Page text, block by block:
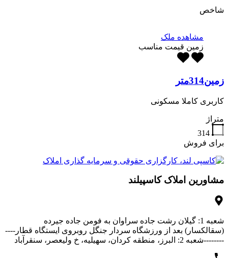
شاخص
مشاهده ملک
زمین قیمت مناسب
زمین314متر
کاربری کاملا مسکونی
متراژ
314
برای فروش
مشاورین املاک کاسپیلند
شعبه 1: گیلان رشت جاده سراوان به فومن جاده جیرده
(سقالکسار) بعد از ورزشگاه سردار جنگل روبروی ایستگاه قطار----
--------شعبه 2: البرز، منطقه کردان، سهیلیه، خ ولیعصر، سنقرآباد